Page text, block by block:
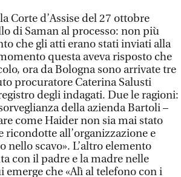
Corte d’Assise del 27 ottobre
di Saman al processo: non più
che gli atti erano stati inviati alla
questa aveva risposto che
ora da Bologna sono arrivate tre
procuratore Caterina Salusti
degli indagati. Due le ragioni:
della azienda Bartoli –
come Haider non sia mai stato
ricondotte all’organizzazione e
scavo». L’altro elemento
con il padre e la madre nelle
che «Alì al telefono con i